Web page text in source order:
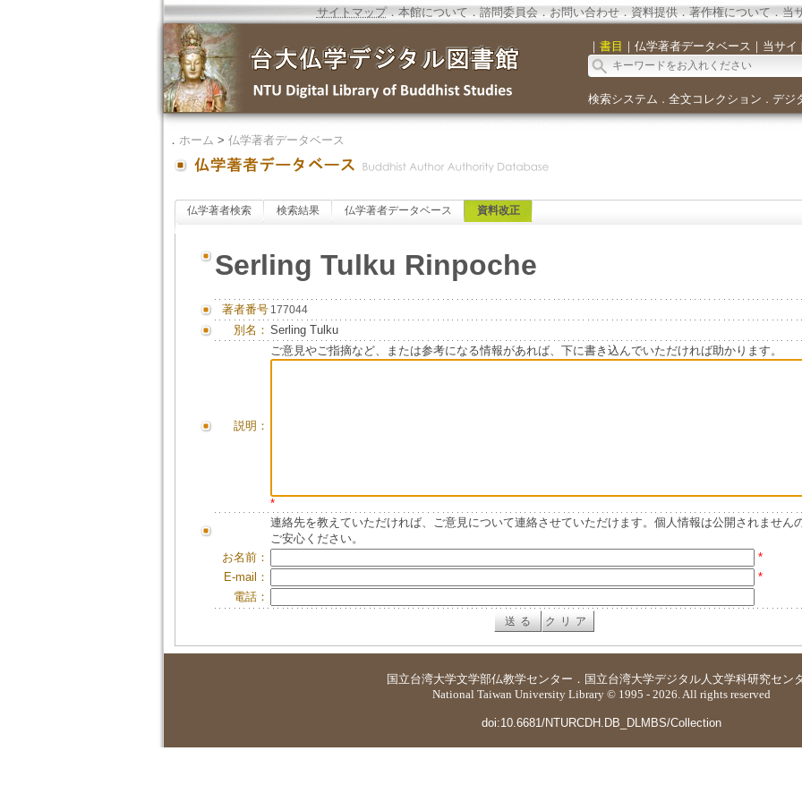
サイトマップ．本館について．諮問委員会． お問い合わせ． 資料提供．著作権について．当
｜ 書目 ｜ 仏学著者データベース ｜ 当サイ
検索システム ． 全文コレクション ． デジ
． ホーム > 仏学著者データベース
仏学著者検索 検索結果 仏学著者データベース 資料改正
Serling Tulku Rinpoche
著者番号 177044
別名： Serling Tulku
説明：
ご意見やご指摘など、または参考になる情報があれば、下に書き込んでいただければ助かります。
*
連絡先を教えていただければ、ご意見について連絡させていただけます。個人情報は公開されません
ご安心ください。
お名前：
*
E-mail：
*
電話：
国立台湾大学文学部仏教学センター ． 国立台湾大学デジタル人文学科研究セン
National Taiwan University Library © 1995 - 2026. All rights reserved
doi:10.6681/NTURCDH.DB_DLMBS/Collection